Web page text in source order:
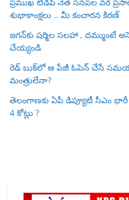
శుభాకాంక్షలు .. మీ కంచారన కిరణ్
జగన్‌కు షర్మిల సలహా , దమ్ముంటే
చేయ్యండి
రెడ్ బుక్‌లో ఆ పేజీ ఓపెన్ చేసే
మంత్రులేనా?
తెలంగాణకు ఏపీ డిప్యూటీ సీఎం
4 కోట్లు ?